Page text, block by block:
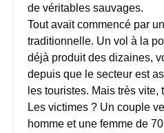
de véritables sauvages.
Tout avait commencé par
traditionnelle. Un vol à la
déjà produit des dizaines,
depuis que le secteur est
les touristes. Mais très vite,
Les victimes ? Un couple
homme et une femme de